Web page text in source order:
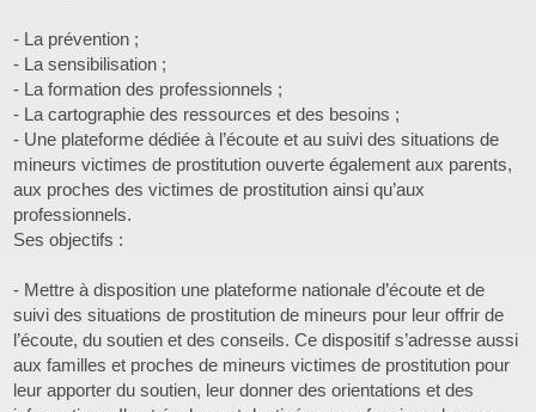
- La prévention ;
- La sensibilisation ;
- La formation des professionnels ;
- La cartographie des ressources et des besoins ;
- Une plateforme dédiée à l’écoute et au suivi des situations de
mineurs victimes de prostitution ouverte également aux parents,
aux proches des victimes de prostitution ainsi qu’aux
professionnels.
Ses objectifs :
- Mettre à disposition une plateforme nationale d’écoute et de
suivi des situations de prostitution de mineurs pour leur offrir de
l’écoute, du soutien et des conseils. Ce dispositif s’adresse aussi
aux familles et proches de mineurs victimes de prostitution pour
leur apporter du soutien, leur donner des orientations et des